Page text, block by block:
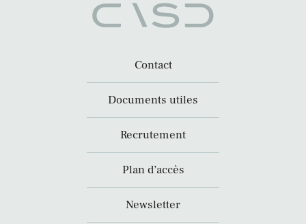
Contact
Documents utiles
Recrutement
Plan d’accès
Newsletter